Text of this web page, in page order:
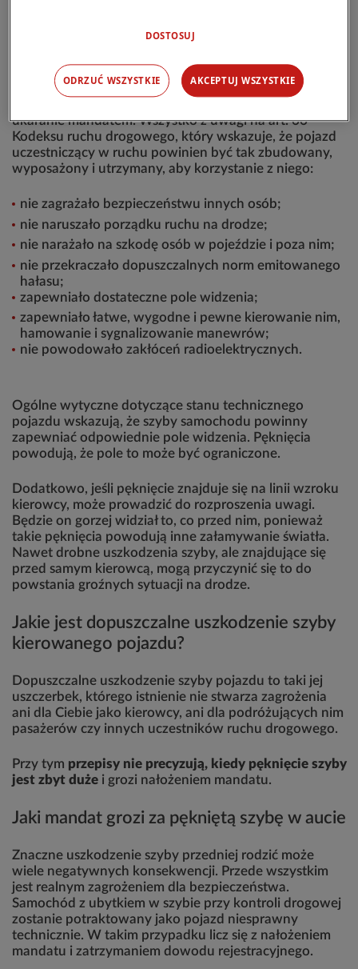
Czy można prowadzić samochód z pękniętą
Możesz prowadzić samochód z pękniętą szybą, choć im
ukaranie mandatem. Wszystko z uwagi na art. 66
Kodeksu ruchu drogowego, który wskazuje, że pojazd
uczestniczący w ruchu powinien być tak zbudowany,
wyposażony i utrzymany, aby korzystanie z niego:
nie zagrażało bezpieczeństwu innych osób;
nie naruszało porządku ruchu na drodze;
nie narażało na szkodę osób w pojeździe i poza nim;
nie przekraczało dopuszczalnych norm emitowanego
hałasu;
zapewniało dostateczne pole widzenia;
zapewniało łatwe, wygodne i pewne kierowanie nim,
hamowanie i sygnalizowanie manewrów;
nie powodowało zakłóceń radioelektrycznych.
Ogólne wytyczne dotyczące stanu technicznego
pojazdu wskazują, że szyby samochodu powinny
zapewniać odpowiednie pole widzenia. Pęknięcia
powodują, że pole to może być ograniczone.
Dodatkowo, jeśli pęknięcie znajduje się na linii wzroku
kierowcy, może prowadzić do rozproszenia uwagi.
Będzie on gorzej widział to, co przed nim, ponieważ
takie pęknięcia powodują inne załamywanie światła.
Nawet drobne uszkodzenia szyby, ale znajdujące się
przed samym kierowcą, mogą przyczynić się to do
powstania groźnych sytuacji na drodze.
Jakie jest dopuszczalne uszkodzenie szyby
kierowanego pojazdu?
Dopuszczalne uszkodzenie szyby pojazdu to taki jej
uszczerbek, którego istnienie nie stwarza zagrożenia
ani dla Ciebie jako kierowcy, ani dla podróżujących nim
pasażerów czy innych uczestników ruchu drogowego.
Przy tym przepisy nie precyzują, kiedy pęknięcie szyby
jest zbyt duże i grozi nałożeniem mandatu.
Jaki mandat grozi za pękniętą szybę w aucie
Znaczne uszkodzenie szyby przedniej rodzić może
wiele negatywnych konsekwencji. Przede wszystkim
jest realnym zagrożeniem dla bezpieczeństwa.
Samochód z ubytkiem w szybie przy kontroli drogowej
zostanie potraktowany jako pojazd niesprawny
technicznie. W takim przypadku licz się z nałożeniem
mandatu i zatrzymaniem dowodu rejestracyjnego.
DOSTOSUJ
ODRZUĆ WSZYSTKIE AKCEPTUJ WSZYSTKIE